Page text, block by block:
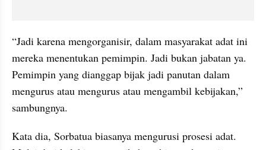
“Jadi karena mengorganisir, dalam masyarakat adat ini
mereka menentukan pemimpin. Jadi bukan jabatan ya.
Pemimpin yang dianggap bijak jadi panutan dalam
mengurus atau mengurus atau mengambil kebijakan,”
sambungnya.
Kata dia, Sorbatua biasanya mengurusi prosesi adat.